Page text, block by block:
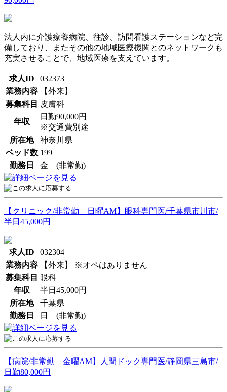
法人内に介護療養病院、往診、訪問看護ステーションなど完
備しており、またその他の地域医療機関とのネットワークも
充実させることで、地域医療を支えています。
求人ID
032373
業務内容
【外来】
募集科目 皮膚科
年収
日勤90,000円
※交通費別途
所在地
神奈川県
ベッド数 199
勤務日
金 (非常勤)
【クリニック/非常勤 日曜AM】眼科専門医/千葉県市川市/
半日45,000円
求人ID
032304
業務内容
【外来】 ※オペはありません
募集科目 眼科
年収
半日45,000円
所在地
千葉県
勤務日
日 (非常勤)
【病院/非常勤 金曜AM】人間ドック専門医/静岡県三島市/
日勤80,000円